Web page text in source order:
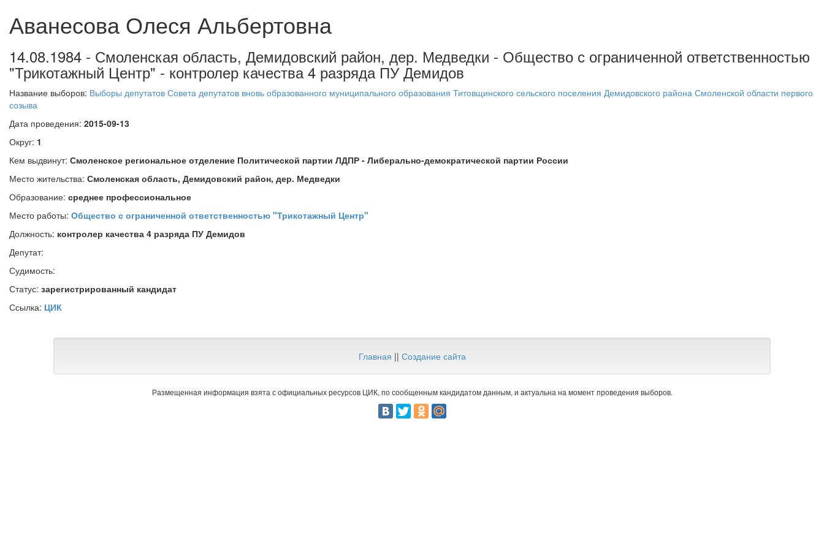
Аванесова Олеся Альбертовна
14.08.1984 - Смоленская область, Демидовский район, дер. Медведки - Общество с ограниченной ответственностью
"Трикотажный Центр" - контролер качества 4 разряда ПУ Демидов
Название выборов: Выборы депутатов Совета депутатов вновь образованного муниципального образования Титовщинского сельского поселения Демидовского района Смоленской области первого
созыва
Дата проведения: 2015-09-13
Округ: 1
Кем выдвинут: Смоленское региональное отделение Политической партии ЛДПР - Либерально-демократической партии России
Место жительства: Смоленская область, Демидовский район, дер. Медведки
Образование: среднее профессиональное
Место работы: Общество с ограниченной ответственностью "Трикотажный Центр"
Должность: контролер качества 4 разряда ПУ Демидов
Депутат:
Судимость:
Статус: зарегистрированный кандидат
Ссылка: ЦИК
Главная || Создание сайта
Размещенная информация взята с официальных ресурсов ЦИК, по сообщенным кандидатом данным, и актуальна на момент проведения выборов.